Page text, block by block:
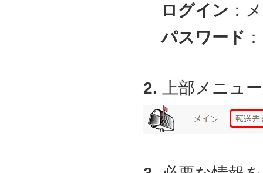
ログイン ：
パスワード
2. 上部メニュ